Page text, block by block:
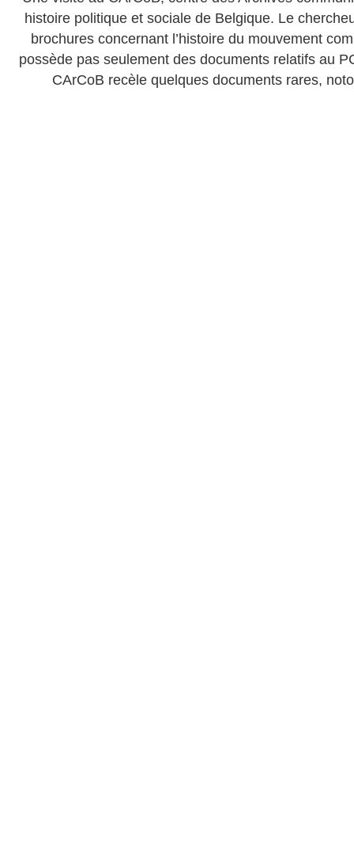
histoire politique et sociale de Belgique. Le
brochures concernant l’histoire du mouvement
possède pas seulement des documents relatifs au
CArCoB recèle quelques documents rares,